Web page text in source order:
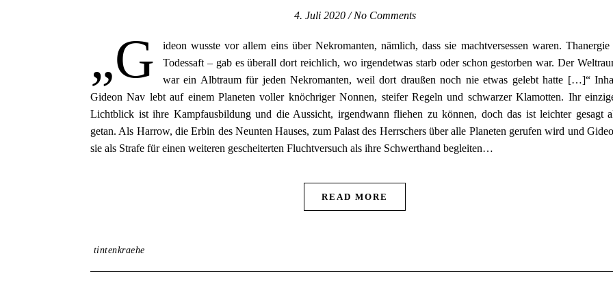
4. Juli 2020 / No Comments
„G
ideon wusste vor allem eins über Nekromanten, nämlich, dass sie machtversessen waren. Thanergie
Todessaft – gab es überall dort reichlich, wo irgendetwas starb oder schon gestorben war. Der
war ein Albtraum für jeden Nekromanten, weil dort draußen noch nie etwas gelebt hatte […]“
Gideon Nav lebt auf einem Planeten voller knöchriger Nonnen, steifer Regeln und schwarzer Klamotten. Ihr
Lichtblick ist ihre Kampfausbildung und die Aussicht, irgendwann fliehen zu können, doch das ist leichter gesagt
getan. Als Harrow, die Erbin des Neunten Hauses, zum Palast des Herrschers über alle Planeten gerufen wird und
sie als Strafe für einen weiteren gescheiterten Fluchtversuch als ihre Schwerthand begleiten…
READ MORE
tintenkraehe